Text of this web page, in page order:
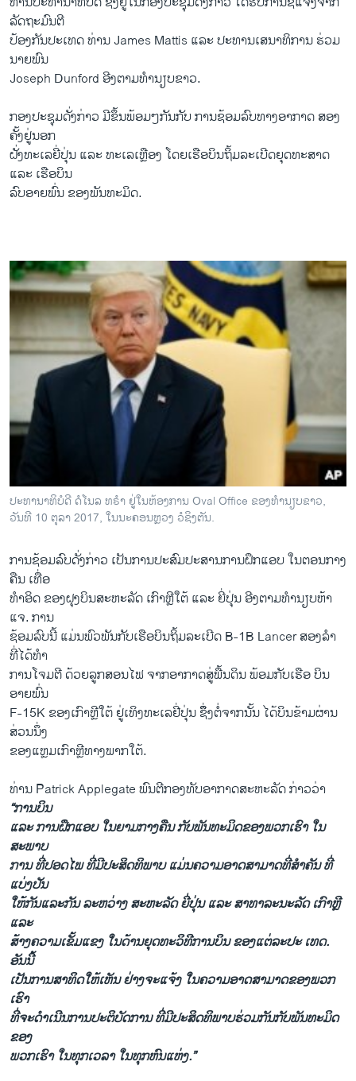
ລັດຖະມົນຕີ
ປ້ອງກັນປະເທດ ທ່ານ James Mattis ແລະ ປະທານເສນາທິການ ຮ່ວມ
ນາຍພົນ
Joseph Dunford ອີງຕາມທຳນຽບຂາວ.
ກອງປະຊຸມດັ່ງກ່າວ ມີຂຶ້ນພ້ອມໆກັນກັບ ການຊ້ອມລົບທາງອາກາດ ສອງ
ຄັ້ງຢູ່ນອກ
ຝັ່ງທະເລຍີ່ປຸ່ນ ແລະ ທະເລເຫຼືອງ ໂດຍເຮືອບິນຖິ້ມລະເບີດຍຸດທະສາດ
ແລະ ເຮືອບິນ
ລົບອາຍພົ່ນ ຂອງພັນທະມິດ.
ປະທານາທິບໍດີ ດໍໂນລ ທຣຳ ຢູ່ໃນຫ້ອງການ Oval Office ຂອງທຳນຽບຂາວ,
ວັນທີ 10 ຕຸລາ 2017, ໃນນະຄອນຫຼວງ ວໍຊິງຕັນ.
ການຊ້ອມລົບດັ່ງກ່າວ ເປັນການປະສົມປະສານການຝຶກແອບ ໃນຕອນກາງ
ຄືນ ເທື່ອ
ທຳອິດ ຂອງຝຸງບິນສະຫະລັດ ເກົາຫຼີໃຕ້ ແລະ ຍີ່ປຸ່ນ ອີງຕາມທຳນຽບຫ້າ
ແຈ. ການ
ຊ້ອມລົບນີ້ ແມ່ນພົວພັນກັບເຮືອບິນຖິ້ມລະເບີດ B-1B Lancer ສອງລຳ
ທີ່ໄດ້ທຳ
ການໂຈມຕີ ດ້ວຍລູກສອນໄຟ ຈາກອາກາດສູ່ພື້ນດິນ ພ້ອມກັບເຮືອ ບິນ
ອາຍພົ່ນ
F-15K ຂອງເກົາຫຼີໃຕ້ ຢູ່ເທິງທະເລຢີ່ປຸ່ນ ຊຶຶ່ງຕໍ່ຈາກນັ້ນ ໄດ້ບິນຂ້າມຜ່ານ
ສ່ວນນຶ່ງ
ຂອງແຫຼມເກົາຫຼີທາງພາກໃຕ້.
ທ່ານ Patrick Applegate ພົນຕີກອງທັບອາກາດສະຫະລັດ ກ່າວວ່າ
“ການບິນ
ແລະ ການຝຶກແອບ ໃນຍາມກາງຄືນ ກັບພັນທະມິດຂອງພວກເຮົາ ໃນ
ສະພາບ
ການ ທີ່ປອດໄພ ທີ່ມີປະສິດທິພາບ ແມ່ນຄວາມອາດສາມາດທີ່ສຳຄັນ ທີ່
ແບ່ງປັນ
ໃຫ້ກັນແລະກັນ ລະຫວ່າງ ສະຫະລັດ ຍີ່ປຸ່ນ ແລະ ສາທາລະນະລັດ ເກົາຫຼີ
ແລະ
ສ້າງຄວາມເຂັ້ມແຂງ ໃນດ້ານຍຸດທະວິທີການບິນ ຂອງແຕ່ລະປະ ເທດ.
ອັນນີ້
ເປັນການສາທິດໃຫ້ເຫັນ ຢ່າງຈະແຈ້ງ ໃນຄວາມອາດສາມາດຂອງພວກ
ເຮົາ
ທີ່ຈະດຳເນີນການປະຕິບັດການ ທີ່ມີປະສິດທິພາບຮ່ວມກັນກັບພັນທະມິດ
ຂອງ
ພວກເຮົາ ໃນທຸກເວລາ ໃນທຸກຫົນແຫ່ງ.”